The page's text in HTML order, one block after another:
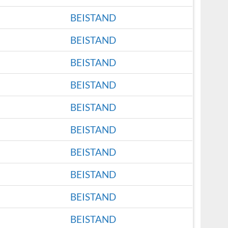
BEISTAND
BEISTAND
BEISTAND
BEISTAND
BEISTAND
BEISTAND
BEISTAND
BEISTAND
BEISTAND
BEISTAND